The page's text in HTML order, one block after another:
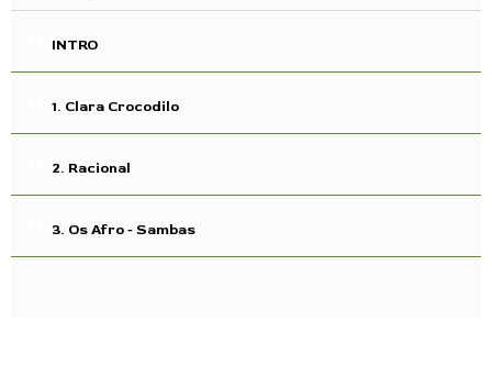
INTRO
1. Clara Crocodilo
2. Racional
3. Os Afro - Sambas